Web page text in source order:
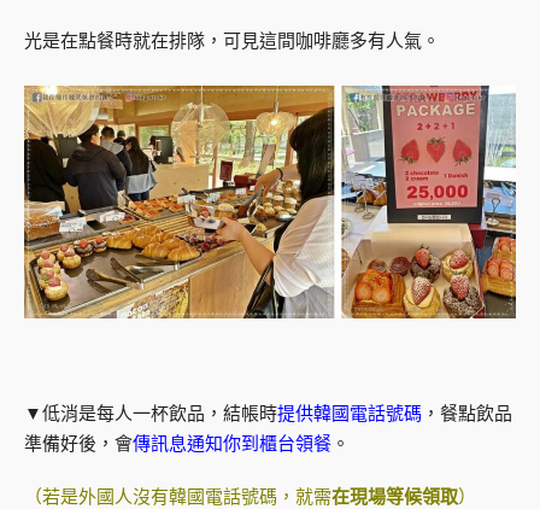
光是在點餐時就在排隊，可見這間咖啡廳多有人氣。
▼低消是每人一杯飲品，結帳時提供韓國電話號碼 ，餐點飲品
準備好後，會傳訊息通知你到櫃台領餐 。
（若是外國人沒有韓國電話號碼，就需在現場等候領取）